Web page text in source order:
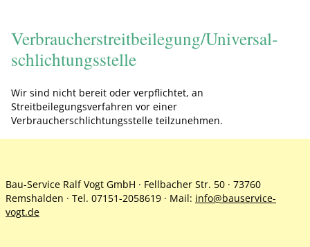
Verbraucher­streit­beilegung/Universal­
schlichtungs­stelle
Wir sind nicht bereit oder verpflichtet, an
Streitbeilegungsverfahren vor einer
Verbraucherschlichtungsstelle teilzunehmen.
Bau-Service Ralf Vogt GmbH · Fellbacher Str. 50 · 73760
Remshalden · Tel. 07151-2058619 · Mail: info@bauservice-
vogt.de